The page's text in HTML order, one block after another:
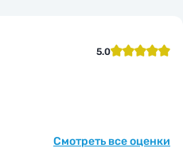
5.0
Смотреть все оценки